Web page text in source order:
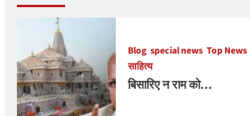
Blog special news Top News
साहित्य
बिसारिए न राम को…